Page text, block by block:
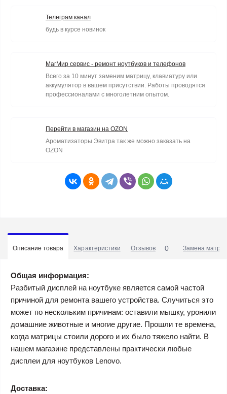
Телеграм канал
будь в курсе новинок
МагМир сервис - ремонт ноутбуков и телефонов
Всего за 10 минут заменим матрицу, клавиатуру или
аккумулятор в вашем присутствии. Работы проводятся
профессионалами с многолетним опытом.
Перейти в магазин на OZON
Ароматизаторы Эвитра так же можно заказать на
OZON
Описание товара Характеристики Отзывов 0 Замена
Общая информация:
Разбитый дисплей на ноутбуке является самой частой
причиной для ремонта вашего устройства. Случиться это
может по нескольким причинам: оставили мышку, уронили
домашние животные и многие другие. Прошли те времена,
когда матрицы стоили дорого и их было тяжело найти. В
нашем магазине представлены практически любые
дисплеи для ноутбуков Lenovo.
Доставка: